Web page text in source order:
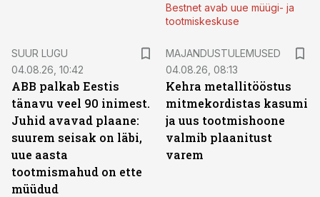
Bestnet avab uue müügi- ja
tootmiskeskuse
SUUR LUGU
04.08.26, 10:42
ABB palkab Eestis
tänavu veel 90 inimest.
Juhid avavad plaane:
suurem seisak on läbi,
uue aasta
tootmismahud on ette
müüdud
MAJANDUSTULEMUSED
04.08.26, 08:13
Kehra metallitööstus
mitmekordistas kasumi
ja uus tootmishoone
valmib plaanitust
varem